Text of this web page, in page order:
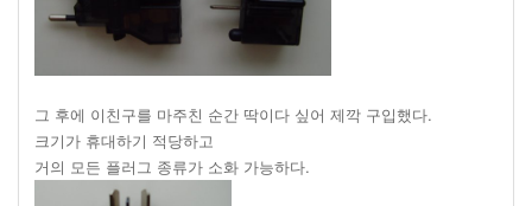
그 후에 이친구를 마주친 순간 딱이다 싶어 제깍 구입했다.
크기가 휴대하기 적당하고
거의 모든 플러그 종류가 소화 가능하다.